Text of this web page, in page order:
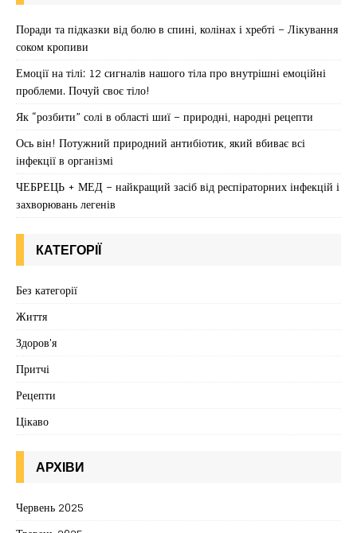
Поради та підказки від болю в спині, колінах і хребті – Лікування
соком кропиви
Емоції на тілі: 12 сигналів нашого тіла про внутрішні емоційні
проблеми. Почуй своє тіло!
Як “розбити” солі в області шиї – природні, народні рецепти
Ось він! Потужний природний антибіотик, який вбиває всі
інфекції в організмі
ЧЕБРЕЦЬ + МЕД – найкращий засіб від респіраторних інфекцій і
захворювань легенів
КАТЕГОРІЇ
Без категорії
Життя
Здоров'я
Притчі
Рецепти
Цікаво
АРХІВИ
Червень 2025